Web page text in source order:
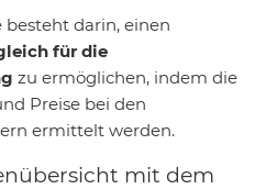
besteht darin, einen
für die
zu ermöglichen, indem die
Preise bei den
ermittelt werden.
mit dem